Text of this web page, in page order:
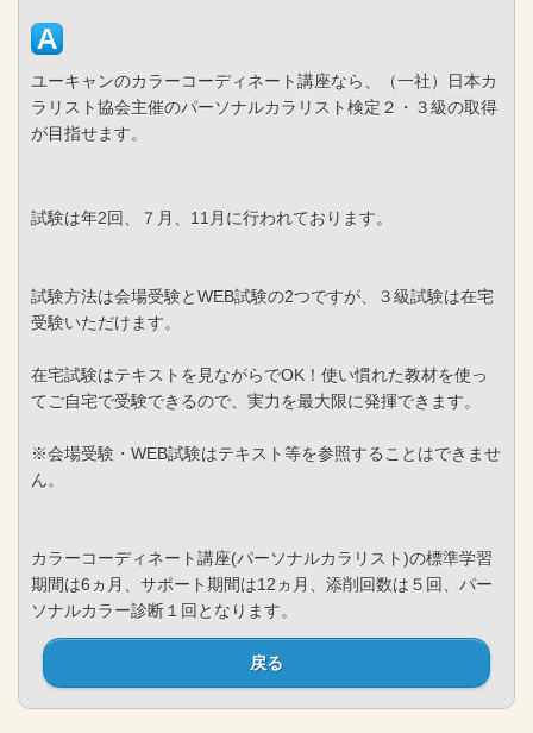
ユーキャンのカラーコーディネート講座なら、（一社）日本カ
ラリスト協会主催のパーソナルカラリスト検定２・３級の取得
が目指せます。
試験は年2回、７月、11月に行われております。
試験方法は会場受験とWEB試験の2つですが、３級試験は在宅
受験いただけます。
在宅試験はテキストを見ながらでOK！使い慣れた教材を使っ
てご自宅で受験できるので、実力を最大限に発揮できます。
※会場受験・WEB試験はテキスト等を参照することはできませ
ん。
カラーコーディネート講座(パーソナルカラリスト)の標準学習
期間は6ヵ月、サポート期間は12ヵ月、添削回数は５回、パー
ソナルカラー診断１回となります。
戻る